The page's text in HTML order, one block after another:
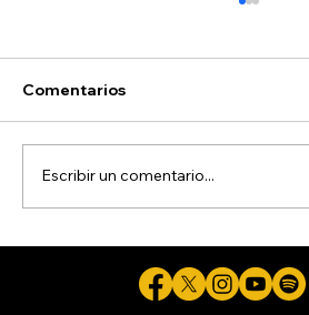
relleno sanitario; pide
Comentarios
Escribir un comentario...